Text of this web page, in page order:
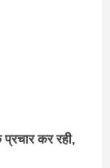
कर रही,